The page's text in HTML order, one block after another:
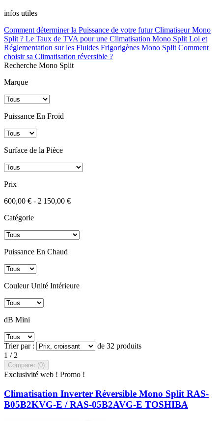
infos utiles
Comment déterminer la Puissance de votre futur Climatiseur Mono
Split ? Le Taux de TVA pour une Climatisation Mono Split Loi et
Réglementation sur les Fluides Frigorigènes Mono Split Comment
choisir sa Climatisation réversible ?
Recherche Mono Split
Marque
Puissance En Froid
Surface de la Pièce
Prix
600,00 € - 2 150,00 €
Catégorie
Puissance En Chaud
Couleur Unité Intérieure
dB Mini
Trier par :
de 32 produits
1 / 2
Comparer (0)‎
Exclusivité web ! Promo !
Climatisation Inverter Réversible Mono Split RAS-
B05B2KVG-E / RAS-05B2AVG-E TOSHIBA